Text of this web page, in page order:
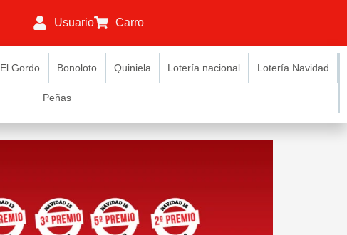
Usuario Carro
El Gordo Bonoloto Quiniela Lotería nacional Lotería Navidad
Peñas